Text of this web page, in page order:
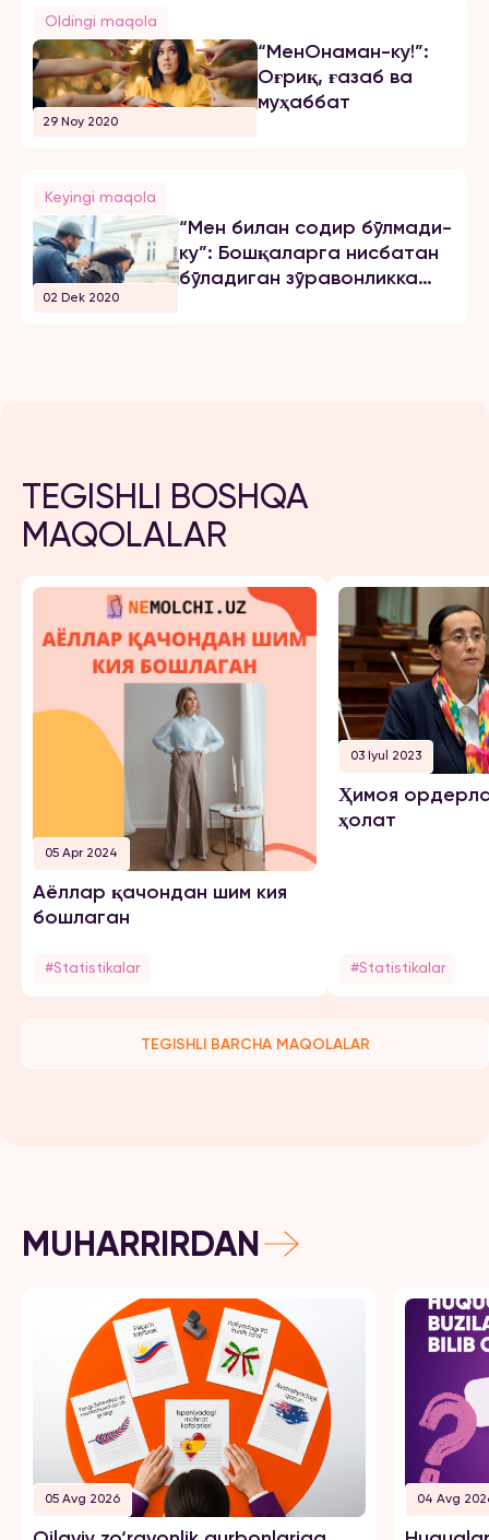
Oldingi maqola
29 Noy 2020
“МенОнаман-ку!”:
Оғриқ, ғазаб ва
муҳаббат
Keyingi maqola
02 Dek 2020
“Мен билан содир бўлмади-
ку”: Бошқаларга нисбатан
бўладиган зўравонликка
TEGISHLI BOSHQA
MAQOLALAR
05 Apr 2024
Аёллар қачондан шим кия
бошлаган
#Statistikalar
03 Iyul 2023
Ҳимоя
ҳолат
#Statistikalar
TEGISHLI BARCHA MAQOLALAR
MUHARRIRDAN
05 Avg 2026 04 Avg